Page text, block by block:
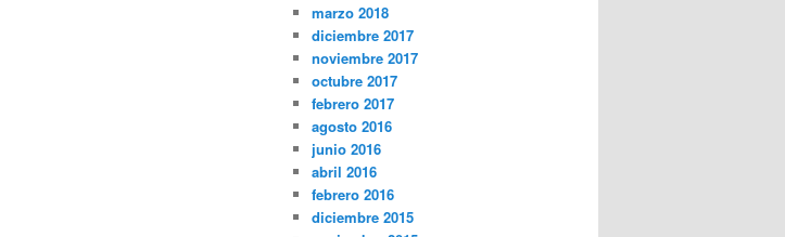
marzo 2018
diciembre 2017
noviembre 2017
octubre 2017
febrero 2017
agosto 2016
junio 2016
abril 2016
febrero 2016
diciembre 2015